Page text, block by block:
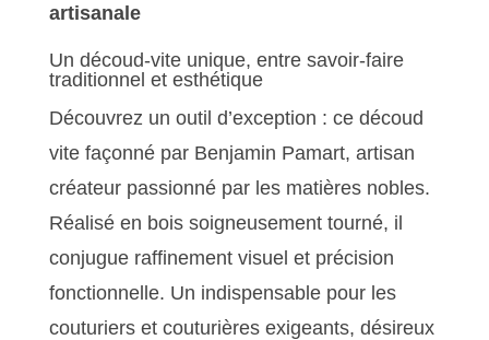
artisanale
Un découd-vite unique, entre savoir-faire
traditionnel et esthétique
Découvrez un outil d’exception : ce découd
vite façonné par Benjamin Pamart, artisan
créateur passionné par les matières nobles.
Réalisé en bois soigneusement tourné, il
conjugue raffinement visuel et précision
fonctionnelle. Un indispensable pour les
couturiers et couturières exigeants, désireux